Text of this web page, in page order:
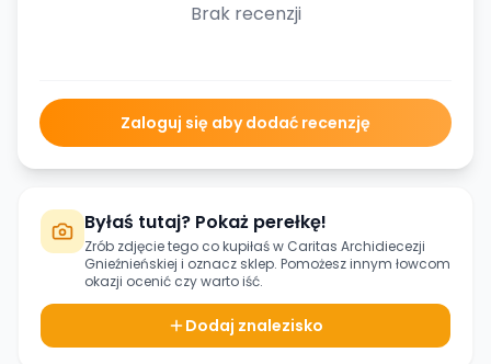
Brak recenzji
Zaloguj się aby dodać recenzję
Byłaś tutaj? Pokaż perełkę!
Zrób zdjęcie tego co kupiłaś w Caritas Archidiecezji
Gnieźnieńskiej i oznacz sklep. Pomożesz innym łowcom
okazji ocenić czy warto iść.
Dodaj znalezisko